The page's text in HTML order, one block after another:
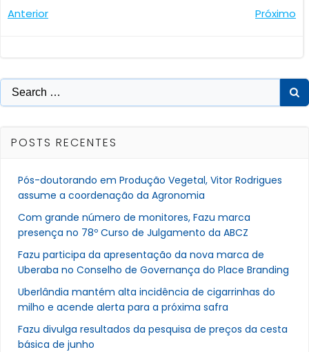
Navegação
Post
Anterior
Post
Próximo
Search
for:
POSTS RECENTES
Pós-doutorando em Produção Vegetal, Vitor Rodrigues
assume a coordenação da Agronomia
Com grande número de monitores, Fazu marca
presença no 78º Curso de Julgamento da ABCZ
Fazu participa da apresentação da nova marca de
Uberaba no Conselho de Governança do Place Branding
Uberlândia mantém alta incidência de cigarrinhas do
milho e acende alerta para a próxima safra
Fazu divulga resultados da pesquisa de preços da cesta
básica de junho